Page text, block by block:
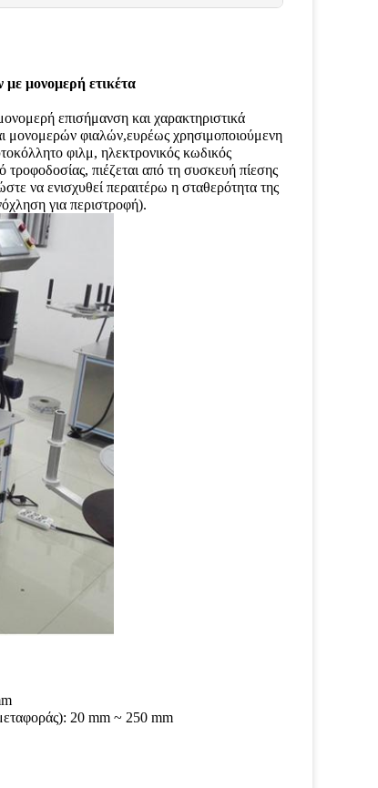
μονομερή ετικέτα
επισήμανση και χαρακτηριστικά
μονομερών φιαλών,ευρέως χρησιμοποιούμενη
φιλμ, ηλεκτρονικός κωδικός
πιέζεται από τη συσκευή πίεσης
να ενισχυθεί περαιτέρω η σταθερότητα της
για περιστροφή).
20 mm ~ 250 mm